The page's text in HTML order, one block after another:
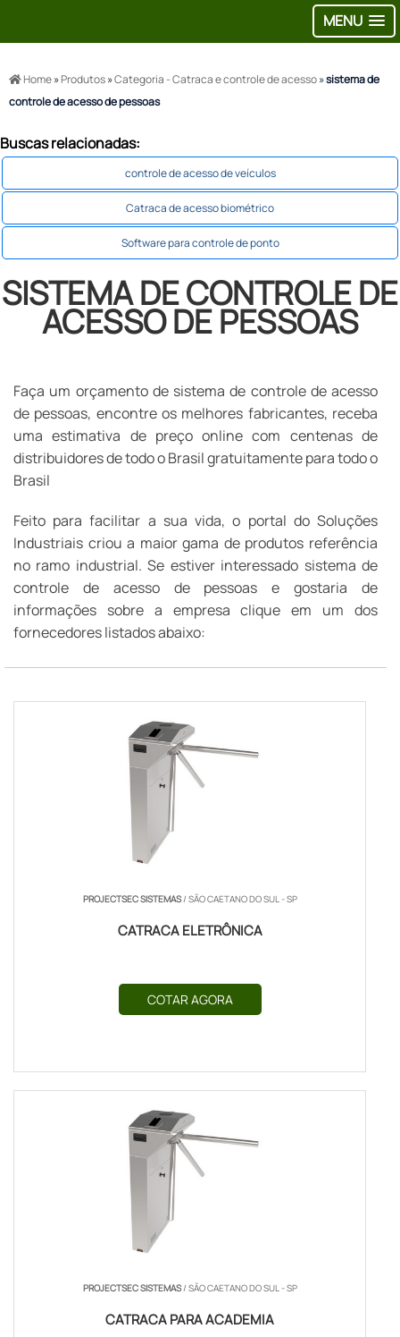
MENU
Home»Produtos»Categoria - Catraca e controle de acesso»sistema de
controle de acesso de pessoas
Buscas relacionadas:
controle de acesso de veículos
Catraca de acesso biométrico
Software para controle de ponto
SISTEMA DE CONTROLE DE
ACESSO DE PESSOAS
Faça um orçamento de sistema de controle de acesso
de pessoas, encontre os melhores fabricantes, receba
uma estimativa de preço online com centenas de
distribuidores de todo o Brasil gratuitamente para todo o
Brasil
Feito para facilitar a sua vida, o portal do Soluções
Industriais criou a maior gama de produtos referência
no ramo industrial. Se estiver interessado sistema de
controle de acesso de pessoas e gostaria de
informações sobre a empresa clique em um dos
fornecedores listados abaixo:
PROJECTSEC SISTEMAS/ SÃO CAETANO DO SUL - SP
CATRACA ELETRÔNICA
COTAR AGORA
PROJECTSEC SISTEMAS/ SÃO CAETANO DO SUL - SP
CATRACA PARA ACADEMIA